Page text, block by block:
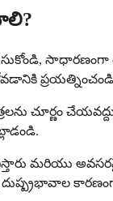
సాధారణంగా
చూర్ణం
మరియు
కారణంగా